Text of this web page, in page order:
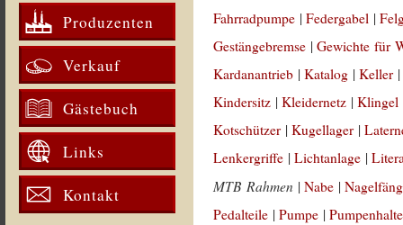
Produzenten
Verkauf
Gästebuch
Links
Kontakt
Fahrradpumpe |Federgabel |
Gestängebremse |Gewichte für
Kardanantrieb |Katalog |Keller
Kindersitz |Kleidernetz |Klingel
Kotschützer |Kugellager |
Lenkergriffe |Lichtanlage |
MTB Rahmen |Nabe |
Pedalteile |Pumpe |